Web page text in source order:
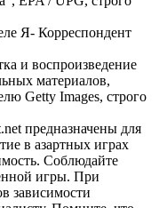
Я- Корреспондент
и воспроизведение
материалов,
Getty Images, строго
предназначены для
в азартных играх
Соблюдайте
игры. При
зависимости